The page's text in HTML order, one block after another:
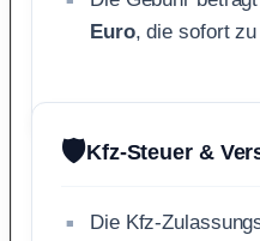
Euro, die sofort
🛡️Kfz-Steuer &
Die Kfz-